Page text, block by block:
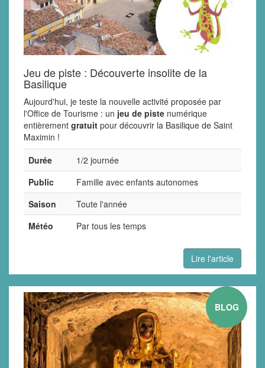
Jeu de piste : Découverte insolite de la
Basilique
Aujourd'hui, je teste la nouvelle activité proposée par
l'Office de Tourisme : un jeu de piste numérique
entièrement gratuit pour découvrir la Basilique de Saint
Maximin !
Durée
1/2 journée
Public
Famille avec enfants autonomes
Saison
Toute l'année
Météo
Par tous les temps
Lire l'article
BLOG